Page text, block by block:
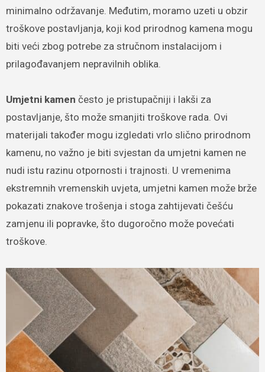
minimalno održavanje. Međutim, moramo uzeti u obzir
troškove postavljanja, koji kod prirodnog kamena mogu
biti veći zbog potrebe za stručnom instalacijom i
prilagođavanjem nepravilnih oblika.
Umjetni kamen često je pristupačniji i lakši za
postavljanje, što može smanjiti troškove rada. Ovi
materijali također mogu izgledati vrlo slično prirodnom
kamenu, no važno je biti svjestan da umjetni kamen ne
nudi istu razinu otpornosti i trajnosti. U vremenima
ekstremnih vremenskih uvjeta, umjetni kamen može brže
pokazati znakove trošenja i stoga zahtijevati češću
zamjenu ili popravke, što dugoročno može povećati
troškove.